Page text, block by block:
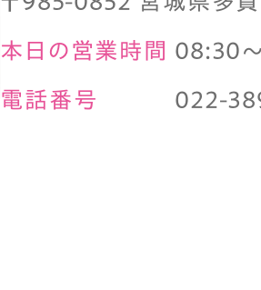
本日の営業時間 08:30
電話番号 022-